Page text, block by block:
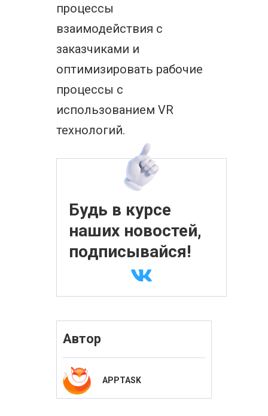
процессы
взаимодействия с
заказчиками и
оптимизировать рабочие
процессы с
использованием VR
технологий.
Будь в курсе
наших новостей,
подписывайся!
Автор
APPTASK